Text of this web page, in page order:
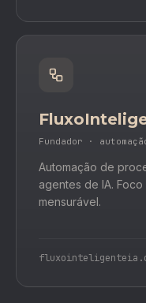
Fundador ·
Automação de
agentes de IA.
mensurável.